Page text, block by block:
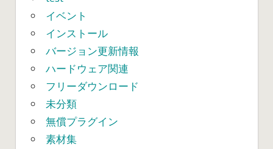
イベント
インストール
バージョン更新情報
ハードウェア関連
フリーダウンロード
未分類
無償プラグイン
素材集